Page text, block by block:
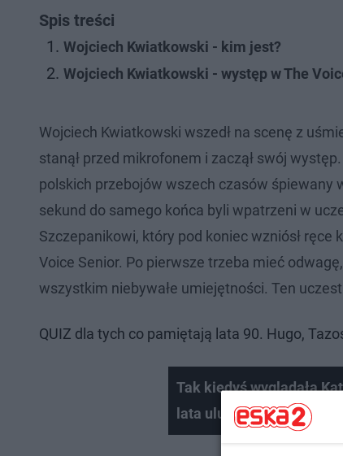
Spis treści
Wojciech Kwiatkowski - kim jest?
Wojciech Kwiatkowski - występ w The
Wojciech Kwiatkowski wszedł na scenę z
stanął przed mikrofonem i zaczął swój
polskich przebojów wszech czasów śpiewany
sekund do samego końca byli wpatrzeni w
Szczepanikowi, który pod koniec wzniósł ręce
Voice Senior. Po pierwsze trzeba mieć
wszystkim niebywałe umiejętności. Ten
QUIZ dla tych co pamiętają lata 90. Hugo,
Tak kiedyś wyglądała
lata ulubienica widzów! |